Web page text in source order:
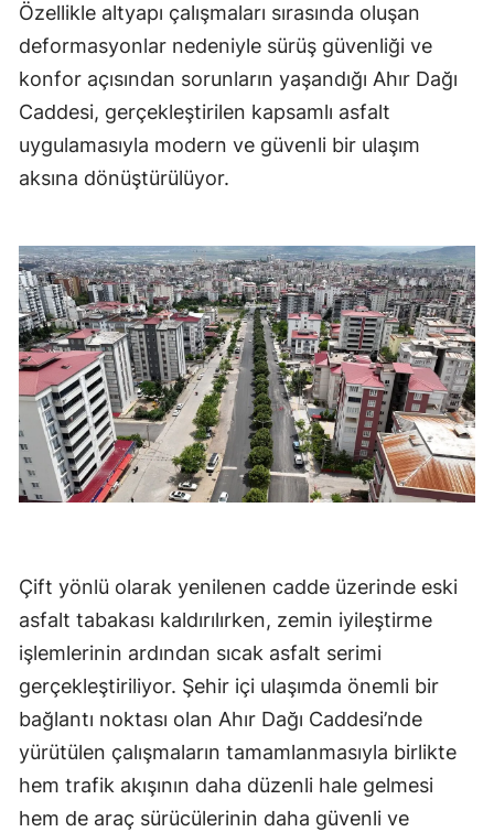
Özellikle altyapı çalışmaları sırasında oluşan
deformasyonlar nedeniyle sürüş güvenliği ve
konfor açısından sorunların yaşandığı Ahır Dağı
Caddesi, gerçekleştirilen kapsamlı asfalt
uygulamasıyla modern ve güvenli bir ulaşım
aksına dönüştürülüyor.
Çift yönlü olarak yenilenen cadde üzerinde eski
asfalt tabakası kaldırılırken, zemin iyileştirme
işlemlerinin ardından sıcak asfalt serimi
gerçekleştiriliyor. Şehir içi ulaşımda önemli bir
bağlantı noktası olan Ahır Dağı Caddesi’nde
yürütülen çalışmaların tamamlanmasıyla birlikte
hem trafik akışının daha düzenli hale gelmesi
hem de araç sürücülerinin daha güvenli ve